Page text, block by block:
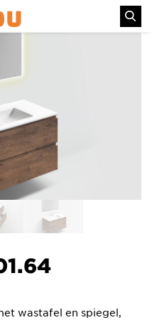
wastafel en spiegel,